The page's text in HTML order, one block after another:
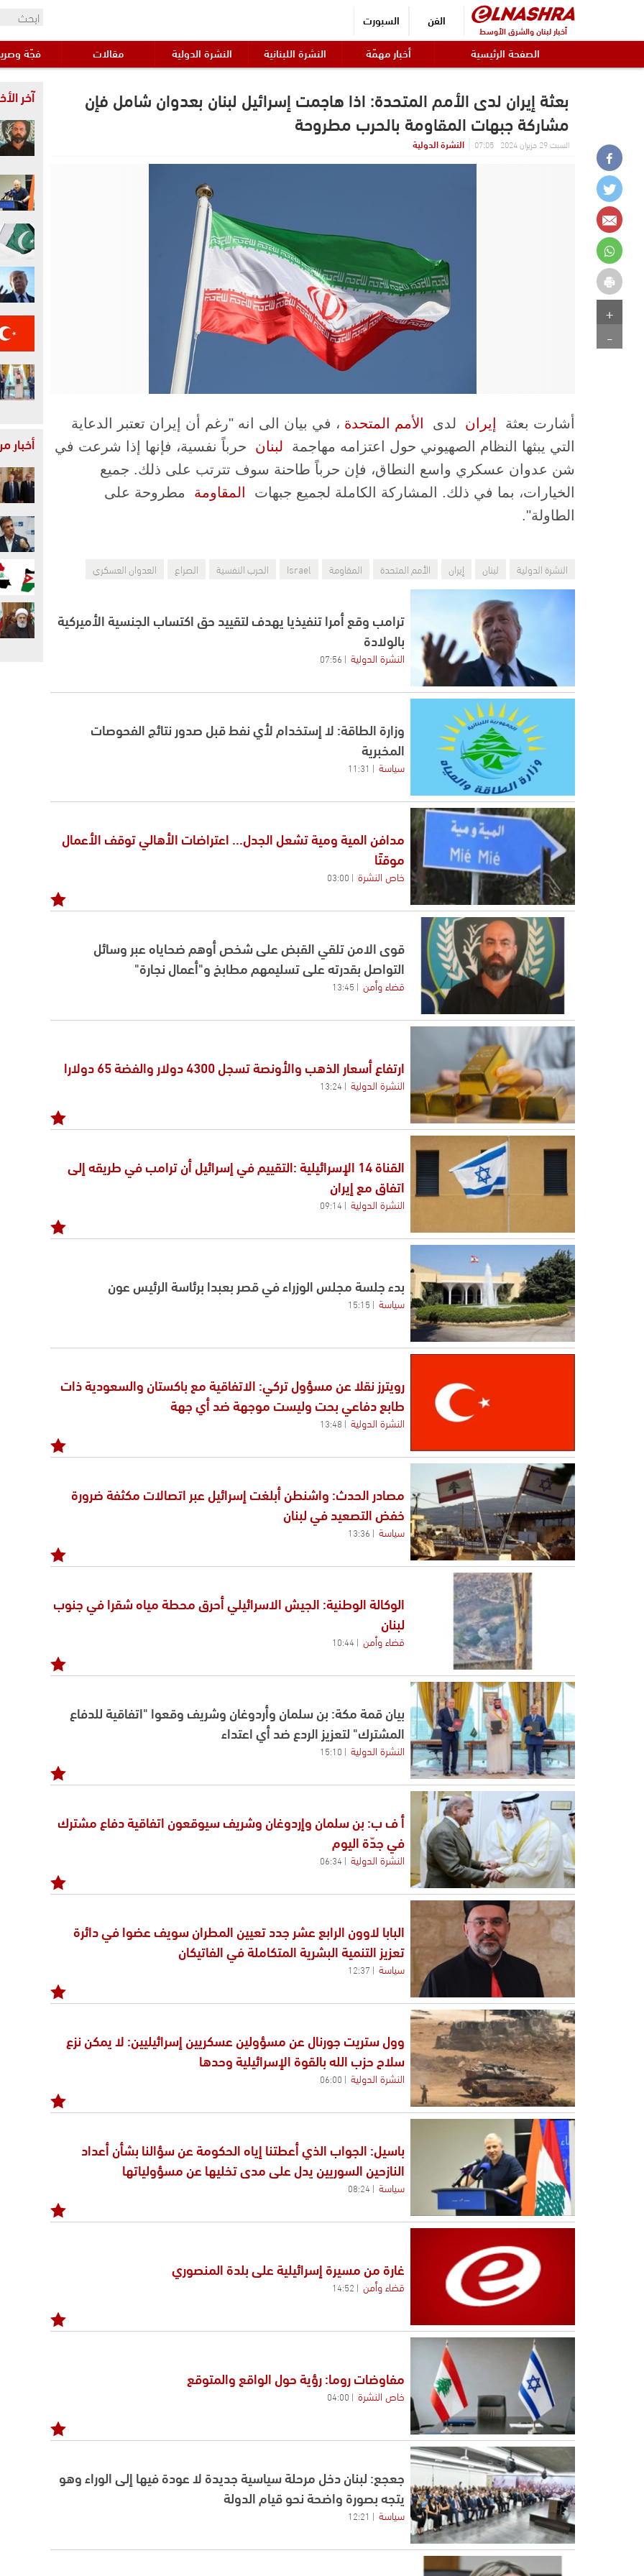
أخبار لبنان والشرق الأوسط
الفن السبورت
الصفحة الرئيسية أخبار مهمّة النشرة اللبنانية النشرة الدولية مقالات فجّة
+
-
بعثة إيران لدى الأمم المتحدة: اذا هاجمت إسرائيل لبنان بعدوان شامل فإن
مشاركة جبهات المقاومة بالحرب مطروحة
السبت 29 حزيران 2024 07:05 النشرة الدولية
أشارت بعثة ​ إيران ​ لدى ​ الأمم المتحدة ​، في بيان الى انه "رغم أن إيران تعتبر الدعاية
التي يبثها النظام الصهيوني حول اعتزامه مهاجمة ​
لبنان
​ حرباً نفسية، فإنها إذا شرعت في
شن عدوان عسكري واسع النطاق، فإن حرباً طاحنة سوف تترتب على ذلك. جميع
الخيارات، بما في ذلك. المشاركة الكاملة لجميع جبهات ​
المقاومة
​ مطروحة على
الطاولة".
النشرة الدولية لبنان إيران الأمم المتحدة المقاومة Israel الحرب النفسية الصراع العدوان العسكري
ترامب وقع أمرا تنفيذيا يهدف لتقييد حق اكتساب الجنسية الأميركية
بالولادة
النشرة الدولية 07:56
وزارة الطاقة: لا إستخدام لأي نفط قبل صدور نتائج الفحوصات
المخبرية
سياسة 11:31
مدافن المية ومية تشعل الجدل... اعتراضات الأهالي توقف الأعمال
موقتًا
خاص النشرة 03:00
قوى الامن تلقي القبض على شخص أوهم ضحاياه عبر وسائل
التواصل بقدرته على تسليمهم مطابخ و"أعمال نجارة"
قضاء وأمن 13:45
ارتفاع أسعار الذهب والأونصة تسجل 4300 دولار والفضة 65 دولارا
النشرة الدولية 13:24
القناة 14 الإسرائيلية :التقييم في إسرائيل أن ترامب في طريقه إلى
اتفاق مع إيران
النشرة الدولية 09:14
بدء جلسة مجلس الوزراء في قصر بعبدا برئاسة الرئيس عون
سياسة 15:15
رويترز نقلا عن مسؤول تركي: الاتفاقية مع باكستان والسعودية ذات
طابع دفاعي بحت وليست موجهة ضد أي جهة
النشرة الدولية 13:48
مصادر الحدث: واشنطن أبلغت إسرائيل عبر اتصالات مكثفة ضرورة
خفض التصعيد في لبنان
سياسة 13:36
الوكالة الوطنية: الجيش الاسرائيلي أحرق محطة مياه شقرا في جنوب
لبنان
قضاء وأمن 10:44
بيان قمة مكة: بن سلمان وأردوغان وشريف وقعوا "اتفاقية للدفاع
المشترك" لتعزيز الردع ضد أي اعتداء
النشرة الدولية 15:10
أ ف ب: بن سلمان وإردوغان وشريف سيوقعون اتفاقية دفاع مشترك
في جدّة اليوم
النشرة الدولية 06:34
البابا لاوون الرابع عشر جدد تعيين المطران سويف عضوا في دائرة
تعزيز التنمية البشرية المتكاملة في الفاتيكان
سياسة 12:37
وول ستريت جورنال عن مسؤولين عسكريين إسرائيليين: لا يمكن نزع
سلاح حزب الله بالقوة الإسرائيلية وحدها
النشرة الدولية 06:00
باسيل: الجواب الذي أعطتنا إياه الحكومة عن سؤالنا بشأن أعداد
النازحين السوريين يدل على مدى تخليها عن مسؤولياتها
سياسة 08:24
غارة من مسيرة إسرائيلية على بلدة المنصوري
قضاء وأمن 14:52
مفاوضات روما: رؤية حول الواقع والمتوقع
خاص النشرة 04:00
جعجع: لبنان دخل مرحلة سياسية جديدة لا عودة فيها إلى الوراء وهو
يتجه بصورة واضحة نحو قيام الدولة
سياسة 12:21
آخر
أخبار